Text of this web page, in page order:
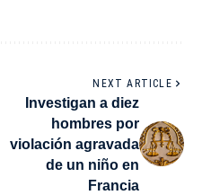
NEXT ARTICLE
Investigan a diez
hombres por
violación agravada
de un niño en
Francia